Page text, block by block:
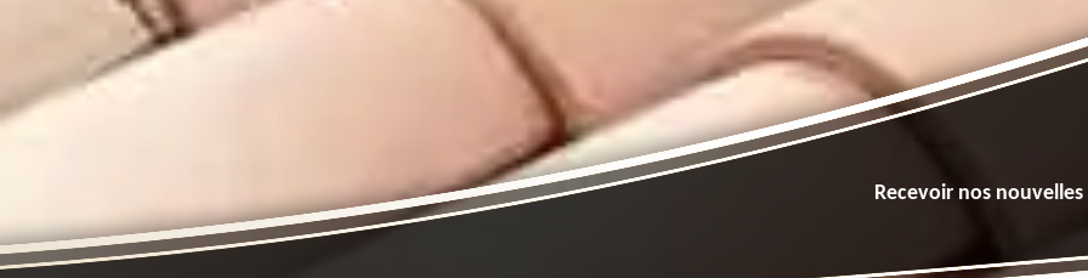
Recevoir nos